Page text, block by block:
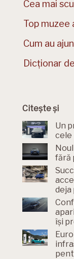
Cea mai
Top muzee
Cum au
Dicționar
Citește și
Un
cele
fără
deja
își